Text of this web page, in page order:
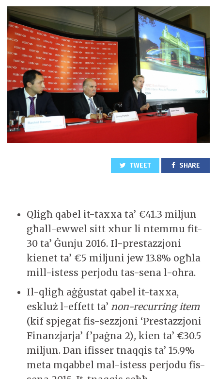
TWEET SHARE
Qligħ qabel it-taxxa ta’ €41.3 miljun
għall-ewwel sitt xhur li ntemmu fit-
30 ta’ Ġunju 2016. Il-prestazzjoni
kienet ta’ €5 miljuni jew 13.8% ogħla
mill-istess perjodu tas-sena l-oħra.
Il-qligħ aġġustat qabel it-taxxa,
eskluż l-effett ta’ non-recurring item
(kif spjegat fis-sezzjoni ‘Prestazzjoni
Finanzjarja’ f’paġna 2), kien ta’ €30.5
miljun. Dan ifisser tnaqqis ta’ 15.9%
meta mqabbel mal-istess perjodu fis-